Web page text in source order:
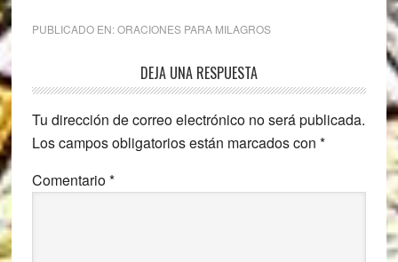
PUBLICADO EN:ORACIONES PARA MILAGROS
Interacciones
con
los
lectores
DEJA UNA RESPUESTA
Tu dirección de correo electrónico no será publicada.
Los campos obligatorios están marcados con *
Comentario*